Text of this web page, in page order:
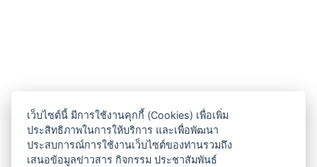
เว็บไซต์นี้ มีการใช้งานคุกกี้ (Cookies) เพื่อเพิ่ม
ประสิทธิภาพในการให้บริการ และเพื่อพัฒนา
ประสบการณ์การใช้งานเว็บไซต์ของท่านรวมถึง
เสนอข้อมูลข่าวสาร กิจกรรม ประชาสัมพันธ์